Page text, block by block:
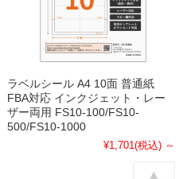
ラベルシール A4 10面 普通紙
FBA対応 インクジェット・レー
ザー両用 FS10-100/FS10-
500/FS10-1000
¥1,701(税込) ～